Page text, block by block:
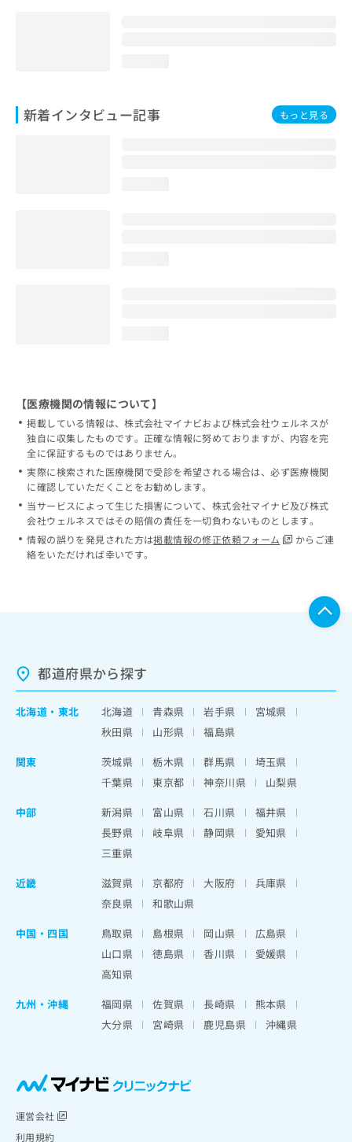
新着インタビュー記事 もっと見る
【医療機関の情報について】
掲載している情報は、株式会社マイナビおよび株式会社ウェルネスが
独自に収集したものです。正確な情報に努めておりますが、内容を完
全に保証するものではありません。
実際に検索された医療機関で受診を希望される場合は、必ず医療機関
に確認していただくことをお勧めします。
当サービスによって生じた損害について、株式会社マイナビ及び株式
会社ウェルネスではその賠償の責任を一切負わないものとします。
情報の誤りを発見された方は掲載情報の修正依頼フォーム
からご連
絡をいただければ幸いです。
都道府県から探す
北海道 ・ 東北 北海道 青森県 岩手県
宮城県
秋田県
山形県
福島県
関東
茨城県 栃木県 群馬県
埼玉県
千葉県
東京都 神奈川県
山梨県
中部
新潟県 富山県 石川県
福井県
長野県
岐阜県 静岡県
愛知県
三重県
近畿
滋賀県 京都府 大阪府
兵庫県
奈良県
和歌山県
中国・四国
鳥取県 島根県 岡山県
広島県
山口県
徳島県 香川県
愛媛県
高知県
九州・沖縄
福岡県 佐賀県 長崎県
熊本県
大分県
宮崎県 鹿児島県 沖縄県
運営会社
利用規約